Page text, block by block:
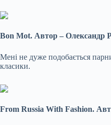
Bon Mot. Автор – Олександр
Мені не дуже подобається
класики.
From Russia With Fashion.